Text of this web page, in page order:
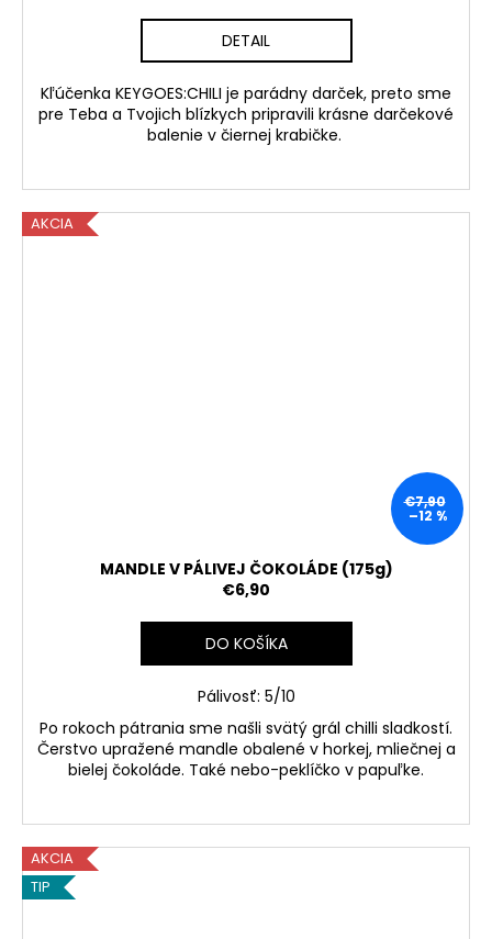
DETAIL
Kľúčenka KEYGOES:CHILI je parádny darček, preto sme
pre Teba a Tvojich blízkych pripravili krásne darčekové
balenie v čiernej krabičke.
AKCIA
€7,90
–12 %
MANDLE V PÁLIVEJ ČOKOLÁDE (175g)
€6,90
DO KOŠÍKA
Pálivosť: 5/10
Po rokoch pátrania sme našli svätý grál chilli sladkostí.
Čerstvo upražené mandle obalené v horkej, mliečnej a
bielej čokoláde. Také nebo-peklíčko v papuľke.
AKCIA
TIP